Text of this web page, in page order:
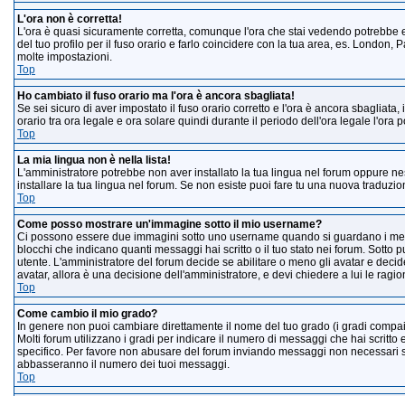
L'ora non è corretta!
L'ora è quasi sicuramente corretta, comunque l'ora che stai vedendo
del tuo profilo per il fuso orario e farlo coincidere con la tua area, es. London,
molte impostazioni.
Top
Ho cambiato il fuso orario ma l'ora è ancora sbagliata!
Se sei sicuro di aver impostato il fuso orario corretto e l'ora è ancora
orario tra ora legale e ora solare quindi durante il periodo dell'ora legale l'ora
Top
La mia lingua non è nella lista!
L'amministratore potrebbe non aver installato la tua lingua nel forum oppure
installare la tua lingua nel forum. Se non esiste puoi fare tu una nuova
Top
Come posso mostrare un'immagine sotto il mio username?
Ci possono essere due immagini sotto uno username quando si guardano i
blocchi che indicano quanti messaggi hai scritto o il tuo stato nei forum. Sotto
utente. L'amministratore del forum decide se abilitare o meno gli avatar e
avatar, allora è una decisione dell'amministratore, e devi chiedere a lui le
Top
Come cambio il mio grado?
In genere non puoi cambiare direttamente il nome del tuo grado (i gradi
Molti forum utilizzano i gradi per indicare il numero di messaggi che hai
specifico. Per favore non abusare del forum inviando messaggi non
abbasseranno il numero dei tuoi messaggi.
Top